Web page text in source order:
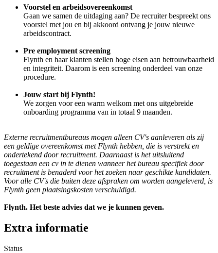
Voorstel en arbeidsovereenkomst
Gaan we samen de uitdaging aan? De recruiter bespreekt ons
voorstel met jou en bij akkoord ontvang je jouw nieuwe
arbeidscontract.
Pre employment screening
Flynth en haar klanten stellen hoge eisen aan betrouwbaarheid
en integriteit. Daarom is een screening onderdeel van onze
procedure.
Jouw start bij Flynth!
We zorgen voor een warm welkom met ons uitgebreide
onboarding programma van in totaal 9 maanden.
Externe recruitmentbureaus mogen alleen CV's aanleveren als zij
een geldige overeenkomst met Flynth hebben, die is verstrekt en
ondertekend door recruitment. Daarnaast is het uitsluitend
toegestaan een cv in te dienen wanneer het bureau specifiek door
recruitment is benaderd voor het zoeken naar geschikte kandidaten.
Voor alle CV's die buiten deze afspraken om worden aangeleverd, is
Flynth geen plaatsingskosten verschuldigd.
Flynth. Het beste advies dat we je kunnen geven.
Extra informatie
Status